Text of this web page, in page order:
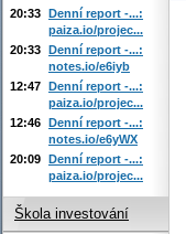
20:33 Denní report -...:
paiza.io/projec...
20:33 Denní report -...:
notes.io/e6iyb
12:47 Denní report -...:
paiza.io/projec...
12:46 Denní report -...:
notes.io/e6yWX
20:09 Denní report -...:
paiza.io/projec...
Škola investování